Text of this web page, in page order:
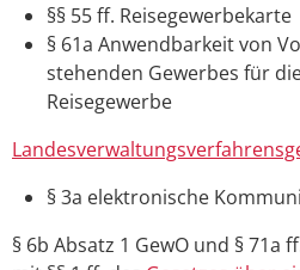
§§ 55ff. Reisegewerbekarte
§ 61a Anwendbarkeit von
stehenden Gewerbes für
Reisegewerbe
§ 3a elektronische
§ 6b Absatz 1 GewO und § 71a